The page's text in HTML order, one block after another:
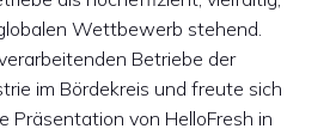
Wettbewerb stehend.
Betriebe der
im Bördekreis und freute sich
Präsentation von HelloFresh in